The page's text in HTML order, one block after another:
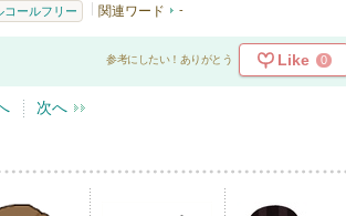
コールフリー 関連ワード -
参考にしたい！ありがとう Like 0
次へ